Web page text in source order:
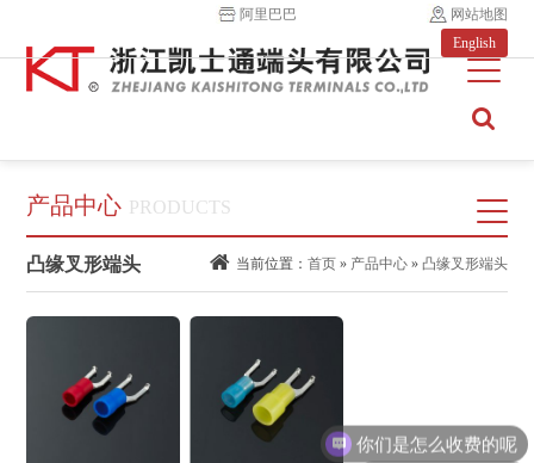
网站地图
阿里巴巴
English
产品中心 PRODUCTS
凸缘叉形端头 当前位置： 首页 » 产品中心 » 凸缘叉形端头
你们是怎么收费的呢